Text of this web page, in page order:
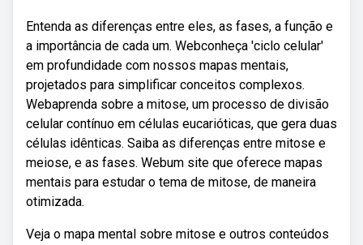
Entenda as diferenças entre eles, as fases, a função e
a importância de cada um. Webconheça 'ciclo celular'
em profundidade com nossos mapas mentais,
projetados para simplificar conceitos complexos.
Webaprenda sobre a mitose, um processo de divisão
celular contínuo em células eucarióticas, que gera duas
células idênticas. Saiba as diferenças entre mitose e
meiose, e as fases. Webum site que oferece mapas
mentais para estudar o tema de mitose, de maneira
otimizada.
Veja o mapa mental sobre mitose e outros conteúdos